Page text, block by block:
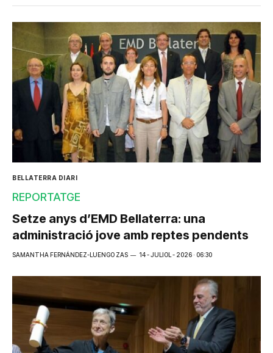
BELLATERRA DIARI
REPORTATGE
Setze anys d’EMD Bellaterra: una
administració jove amb reptes pendents
SAMANTHA FERNÁNDEZ-LUENGO ZAS 14 - JULIOL - 2026 · 06:30